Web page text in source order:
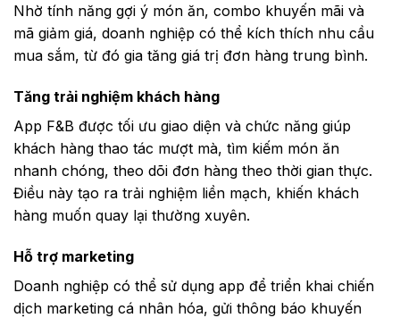
Nhờ tính năng gợi ý món ăn, combo khuyến mãi và
mã giảm giá, doanh nghiệp có thể kích thích nhu cầu
mua sắm, từ đó gia tăng giá trị đơn hàng trung bình.
Tăng trải nghiệm khách hàng
App F&B được tối ưu giao diện và chức năng giúp
khách hàng thao tác mượt mà, tìm kiếm món ăn
nhanh chóng, theo dõi đơn hàng theo thời gian thực.
Điều này tạo ra trải nghiệm liền mạch, khiến khách
hàng muốn quay lại thường xuyên.
Hỗ trợ marketing
Doanh nghiệp có thể sử dụng app để triển khai chiến
dịch marketing cá nhân hóa, gửi thông báo khuyến